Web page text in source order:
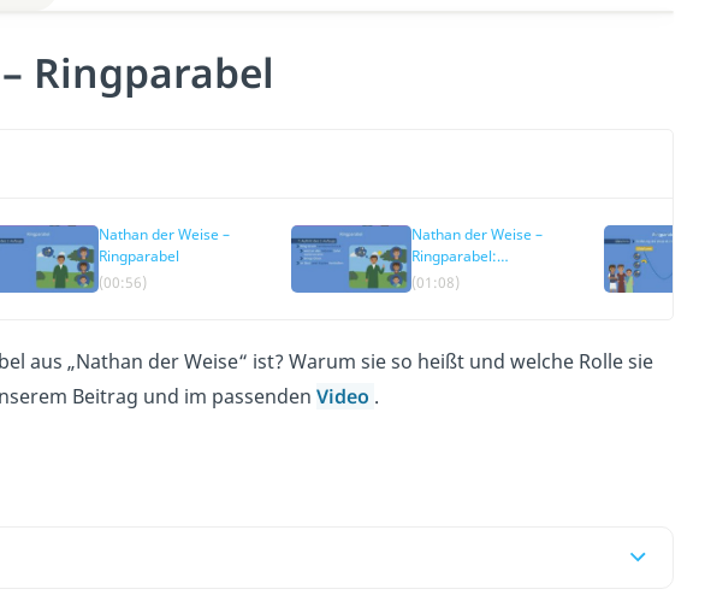
Ringparabel
Nathan der Weise –
Ringparabel
(00:56)
Nathan der Weise –
Ringparabel:
Zusammenfassung
(01:08)
aus „Nathan der Weise“ ist? Warum sie so heißt und welche Rolle sie
Beitrag und im passenden Video .